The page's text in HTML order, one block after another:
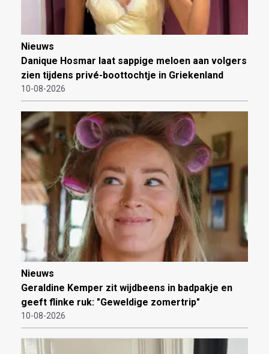
Nieuws
Danique Hosmar laat sappige meloen aan volgers
zien tijdens privé-boottochtje in Griekenland
10-08-2026
Nieuws
Geraldine Kemper zit wijdbeens in badpakje en
geeft flinke ruk: "Geweldige zomertrip"
10-08-2026